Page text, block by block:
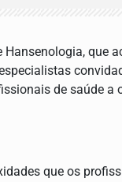
Hansenologia, que
de saúde
que os